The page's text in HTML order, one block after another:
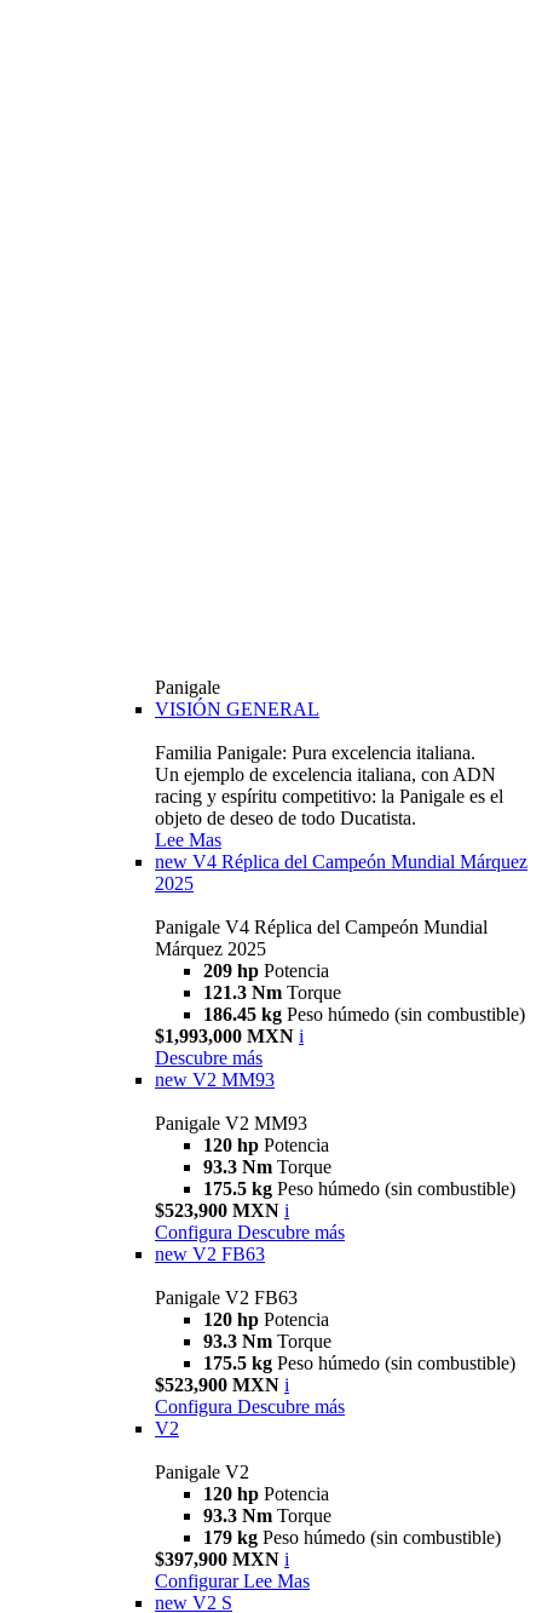
Panigale
VISIÓN GENERAL
Familia Panigale: Pura excelencia italiana.
Un ejemplo de excelencia italiana, con ADN
racing y espíritu competitivo: la Panigale es el
objeto de deseo de todo Ducatista.
Lee Mas
new V4 Réplica del Campeón Mundial Márquez
2025
Panigale V4 Réplica del Campeón Mundial
Márquez 2025
209 hp Potencia
121.3 Nm Torque
186.45 kg Peso húmedo (sin combustible)
$1,993,000 MXN i
Descubre más
new V2 MM93
Panigale V2 MM93
120 hp Potencia
93.3 Nm Torque
175.5 kg Peso húmedo (sin combustible)
$523,900 MXN i
Configura Descubre más
new V2 FB63
Panigale V2 FB63
120 hp Potencia
93.3 Nm Torque
175.5 kg Peso húmedo (sin combustible)
$523,900 MXN i
Configura Descubre más
V2
Panigale V2
120 hp Potencia
93.3 Nm Torque
179 kg Peso húmedo (sin combustible)
$397,900 MXN i
Configurar Lee Mas
new V2 S